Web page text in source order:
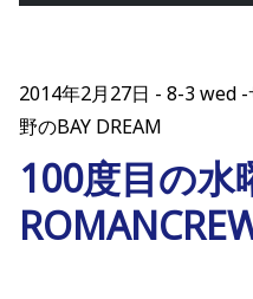
2014年2月27日
8-3 wed -
野のBAY DREAM
100度目の水